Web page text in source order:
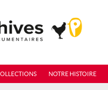
NOTRE HISTOIRE